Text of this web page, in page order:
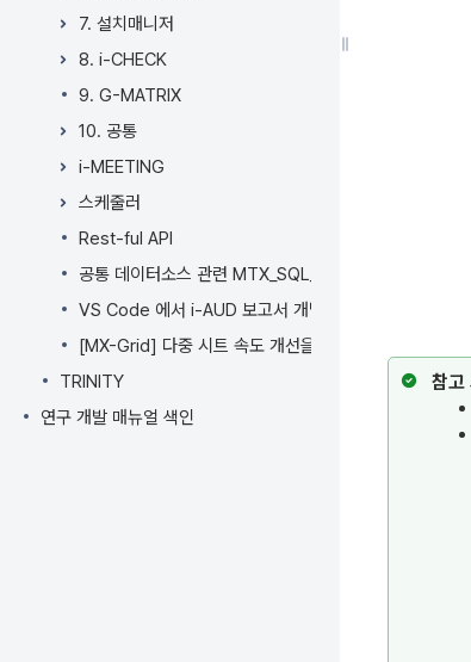
7. 설치매니저
8. i-CHECK
9. G-MATRIX
10. 공통
i-MEETING
스케줄러
Rest-ful API
공통 데이터소스 관련 MTX_SQL_REPORT 테이블 이
VS Code 에서 i-AUD 보고서 개발하기
[MX-Grid] 다중 시트 속도 개선을 위한 UseLazyLoad
TRINITY
연구 개발 매뉴얼 색인
참고